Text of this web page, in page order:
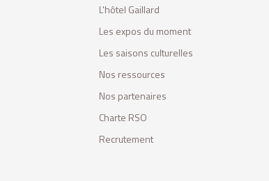
L'hôtel Gaillard
Les expos du moment
Les saisons culturelles
Nos ressources
Nos partenaires
Charte RSO
Recrutement